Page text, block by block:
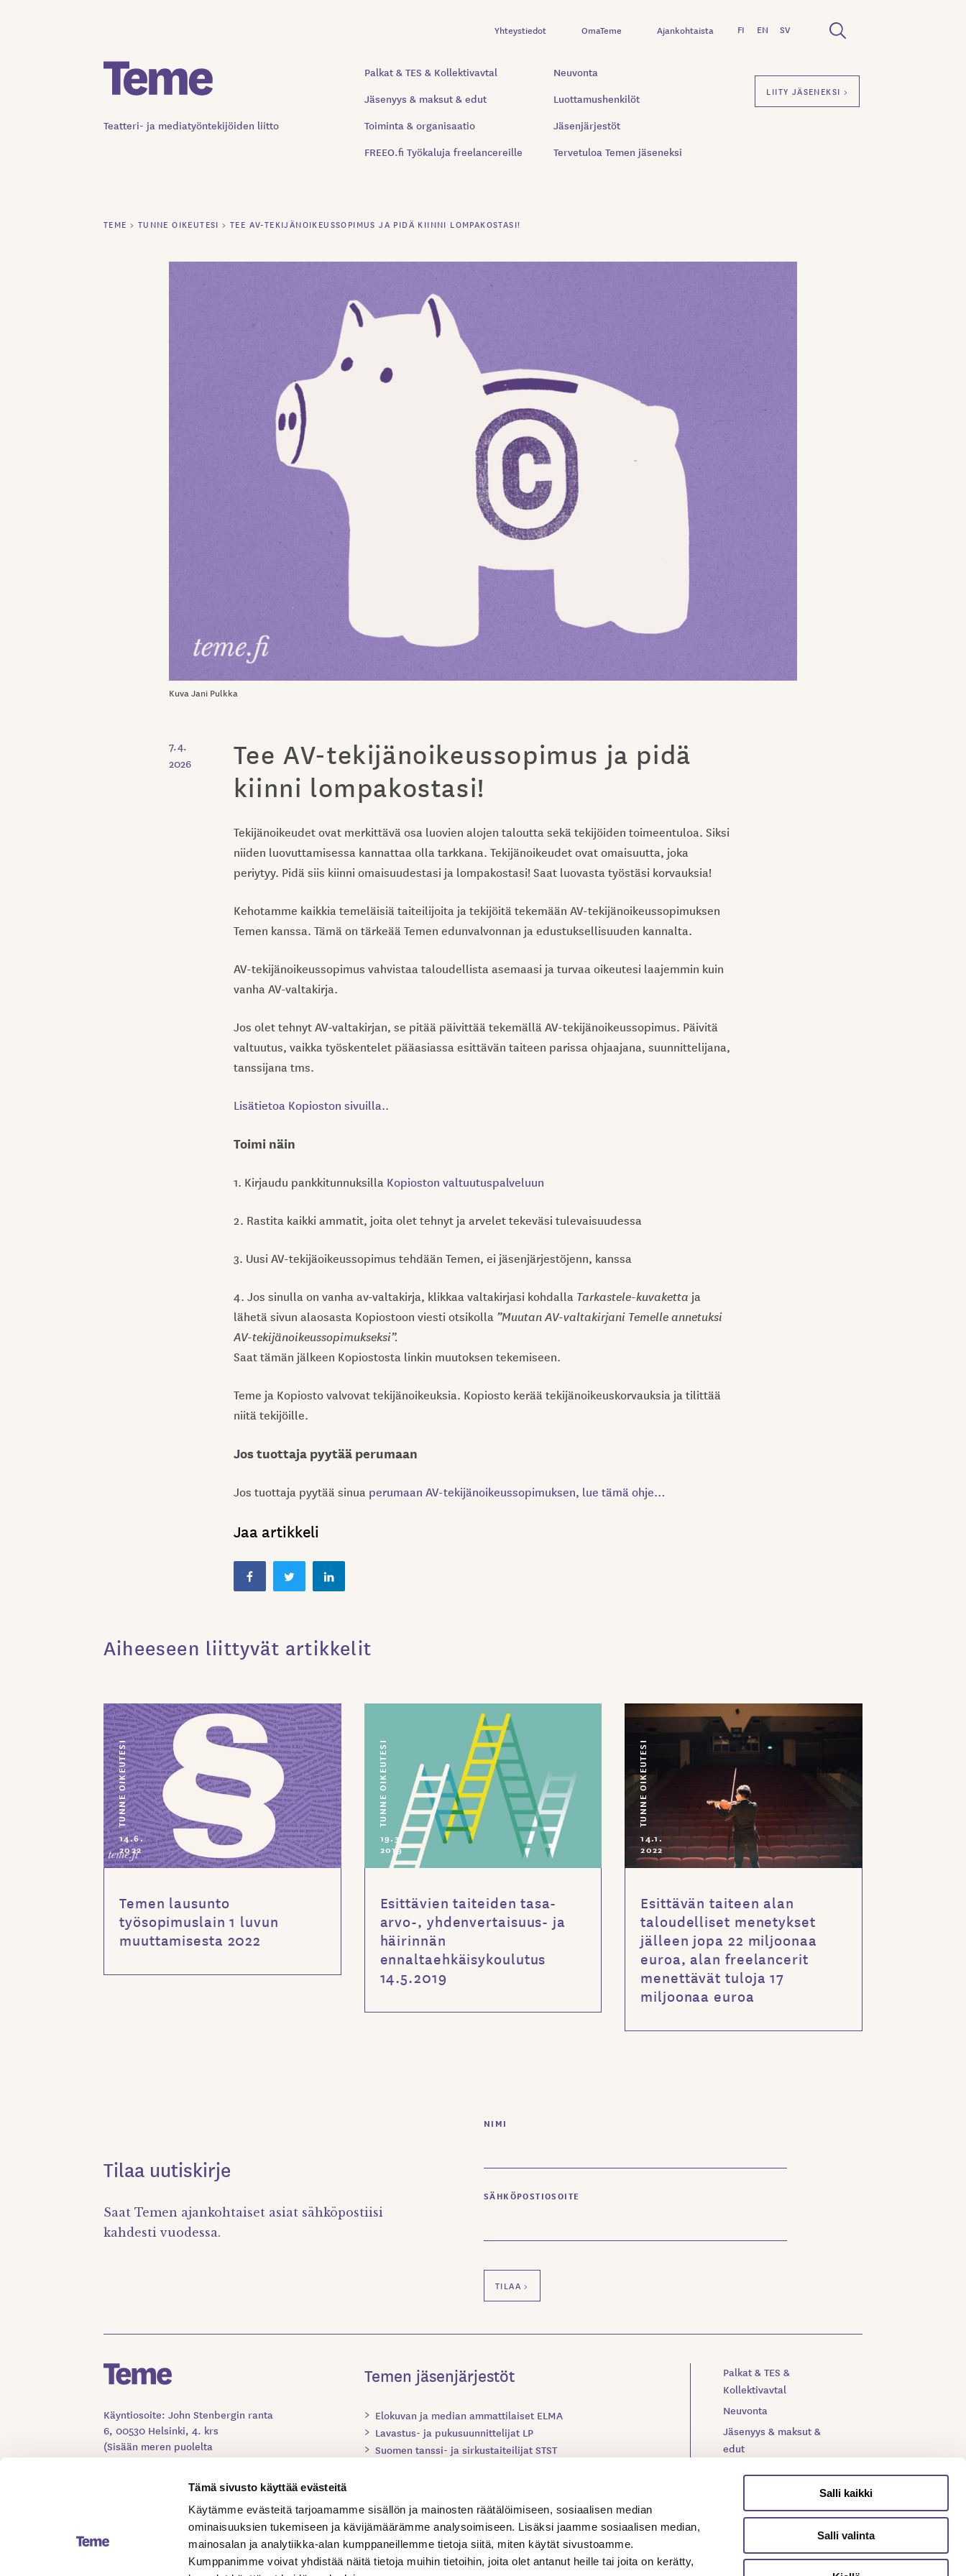
Tämä sivusto käyttää evästeitä
Käytämme evästeitä tarjoamamme sisällön ja mainosten räätälöimiseen, sosiaalisen median
ominaisuuksien tukemiseen ja kävijämäärämme analysoimiseen. Lisäksi jaamme sosiaalisen median,
mainosalan ja analytiikka-alan kumppaneillemme tietoja siitä, miten käytät sivustoamme.
Kumppanimme voivat yhdistää näitä tietoja muihin tietoihin, joita olet antanut heille tai joita on kerätty,
Salli kaikki
Salli valinta
Yhteystiedot OmaTeme Ajankohtaista FI EN SV
Teatteri- ja mediatyöntekijöiden liitto
Palkat & TES & Kollektivavtal
Neuvonta
Jäsenyys & maksut & edut
Luottamushenkilöt
Toiminta & organisaatio
Jäsenjärjestöt
FREEO.fi Työkaluja freelancereille
Tervetuloa Temen jäseneksi
LIITY JÄSENEKSI >
TEME > TUNNE OIKEUTESI >TEE AV-TEKIJÄNOIKEUSSOPIMUS JA PIDÄ KIINNI LOMPAKOSTASI!
Kuva Jani Pulkka
7.4.
2026
Tee AV-tekijänoikeussopimus ja pidä
kiinni lompakostasi!
Tekijänoikeudet ovat merkittävä osa luovien alojen taloutta sekä tekijöiden toimeentuloa. Siksi
niiden luovuttamisessa kannattaa olla tarkkana. Tekijänoikeudet ovat omaisuutta, joka
periytyy. Pidä siis kiinni omaisuudestasi ja lompakostasi! Saat luovasta työstäsi korvauksia!
Kehotamme kaikkia temeläisiä taiteilijoita ja tekijöitä tekemään AV-tekijänoikeussopimuksen
Temen kanssa. Tämä on tärkeää Temen edunvalvonnan ja edustuksellisuuden kannalta.
AV-tekijänoikeussopimus vahvistaa taloudellista asemaasi ja turvaa oikeutesi laajemmin kuin
vanha AV-valtakirja.
Jos olet tehnyt AV-valtakirjan, se pitää päivittää tekemällä AV-tekijänoikeussopimus. Päivitä
valtuutus, vaikka työskentelet pääasiassa esittävän taiteen parissa ohjaajana, suunnittelijana,
tanssijana tms.
Lisätietoa Kopioston sivuilla..
Toimi näin
1. Kirjaudu pankkitunnuksilla Kopioston valtuutuspalveluun
2. Rastita kaikki ammatit, joita olet tehnyt ja arvelet tekeväsi tulevaisuudessa
3. Uusi AV-tekijäoikeussopimus tehdään Temen, ei jäsenjärjestöjenn, kanssa
4. Jos sinulla on vanha av-valtakirja, klikkaa valtakirjasi kohdalla Tarkastele-kuvaketta ja
lähetä sivun alaosasta Kopiostoon viesti otsikolla ”Muutan AV-valtakirjani Temelle annetuksi
AV-tekijänoikeussopimukseksi”.
Saat tämän jälkeen Kopiostosta linkin muutoksen tekemiseen.
Teme ja Kopiosto valvovat tekijänoikeuksia. Kopiosto kerää tekijänoikeuskorvauksia ja tilittää
niitä tekijöille.
Jos tuottaja pyytää perumaan
Jos tuottaja pyytää sinua perumaan AV-tekijänoikeussopimuksen, lue tämä ohje…
Jaa artikkeli
Aiheeseen liittyvät artikkelit
TUNNE OIKEUTESI
14.6.
2022
Temen lausunto
työsopimuslain 1 luvun
muuttamisesta 2022
TUNNE OIKEUTESI
19.3.
2019
Esittävien taiteiden tasa-
arvo-, yhdenvertaisuus- ja
häirinnän
ennaltaehkäisykoulutus
14.5.2019
TUNNE OIKEUTESI
14.1.
2022
Esittävän taiteen alan
taloudelliset menetykset
jälleen jopa 22 miljoonaa
euroa, alan freelancerit
menettävät tuloja 17
miljoonaa euroa
Tilaa uutiskirje
Saat Temen ajankohtaiset asiat sähköpostiisi
kahdesti vuodessa.
NIMI
SÄHKÖPOSTIOSOITE
Käyntiosoite: John Stenbergin ranta
6, 00530 Helsinki, 4. krs
(Sisään meren puolelta
Kuljetusliittojen ovesta)
YHTEYSTIEDOT
Temen jäsenjärjestöt
Elokuvan ja median ammattilaiset ELMA
Lavastus- ja pukusuunnittelijat LP
Suomen tanssi- ja sirkustaiteilijat STST
Elokuvakoneenhoitajien yhdistys EKH
Palkat & TES &
Kollektivavtal
Neuvonta
Jäsenyys & maksut &
edut
Toiminta & organisaatio
Yhteystiedot